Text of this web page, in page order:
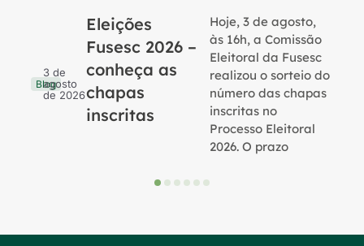
Blog
3 de
agosto
de 2026
Eleições
Fusesc 2026 –
conheça as
chapas
inscritas
Hoje, 3 de agosto,
às 16h, a Comissão
Eleitoral da Fusesc
realizou o sorteio do
número das chapas
inscritas no
Processo Eleitoral
2026. O prazo